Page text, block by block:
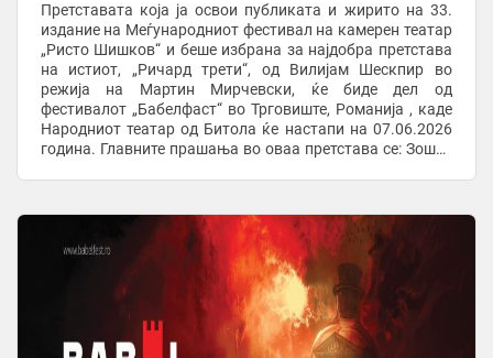
Претставата која ја освои публиката и жирито на 33.
издание на Меѓународниот фестивал на камерен театар
„Ристо Шишков“ и беше избрана за најдобра претстава
на истиот, „Ричард трети“, од Вилијам Шескпир во
режија на Мартин Мирчевски, ќе биде дел од
фестивалот „Бабелфаст“ во Трговиште, Романија , каде
Народниот театар од Битола ќе настапи на 07.06.2026
година. Главните прашања во оваа претстава се: Зошто